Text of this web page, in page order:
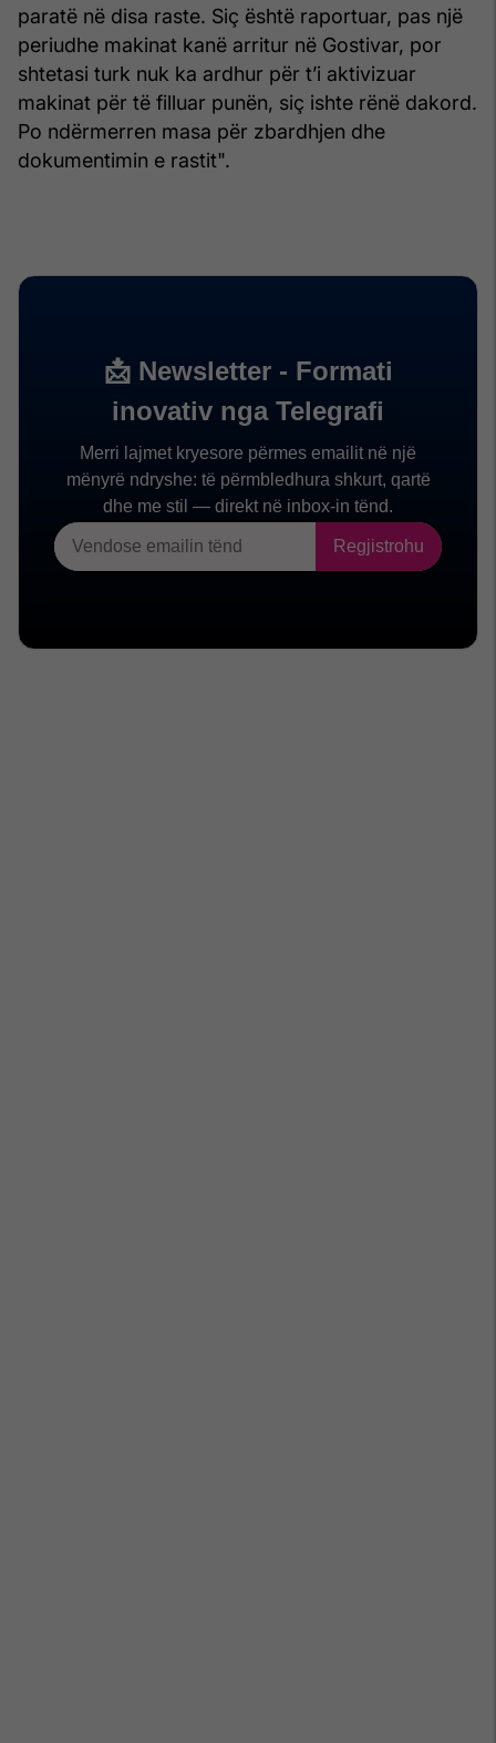
paratë në disa raste. Siç është raportuar, pas një
periudhe makinat kanë arritur në Gostivar, por
shtetasi turk nuk ka ardhur për t’i aktivizuar
makinat për të filluar punën, siç ishte rënë dakord.
Po ndërmerren masa për zbardhjen dhe
dokumentimin e rastit".